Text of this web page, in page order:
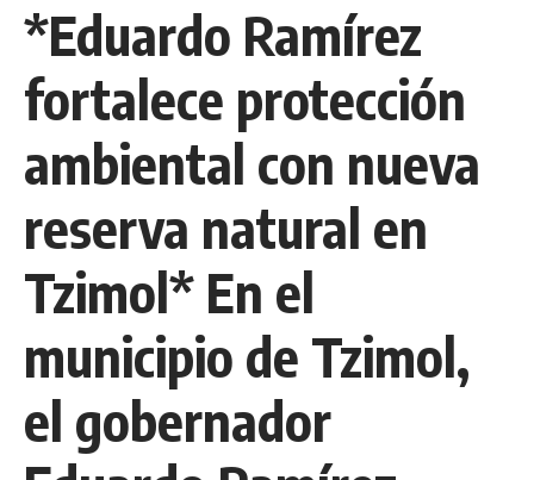
*Eduardo Ramírez
fortalece protección
ambiental con nueva
reserva natural en
Tzimol* En el
municipio de Tzimol,
el gobernador